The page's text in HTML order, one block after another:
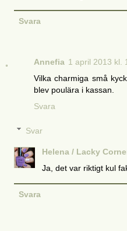
Svara
Annefia 1 april 2013 kl.
Vilka charmiga små
blev poulära i kassan.
Svara
Svar
Helena / Lacky
Ja, det var riktigt kul
Svara